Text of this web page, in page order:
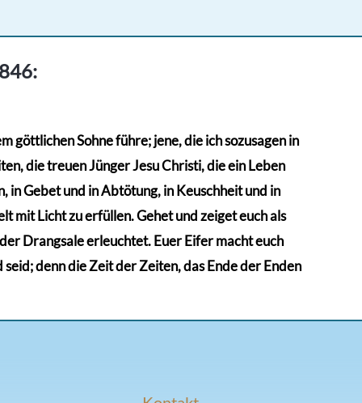
göttlichen Sohne führe; jene, die ich sozusagen in
die treuen Jünger Jesu Christi, die ein Leben
Gebet und in Abtötung, in Keuschheit und in
mit Licht zu erfüllen. Gehet und zeiget euch als
Drangsale erleuchtet. Euer Eifer macht euch
denn die Zeit der Zeiten, das Ende der Enden